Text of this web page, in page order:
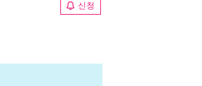
신청